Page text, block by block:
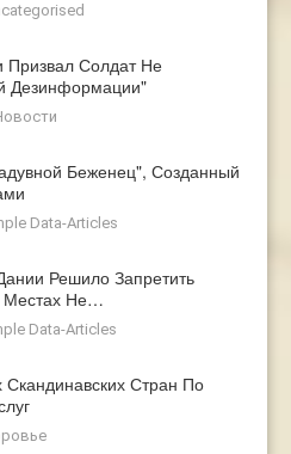
Солдат Не
Дезинформации"
Беженец", Созданный
Data-Articles
Решило Запретить
Местах Не…
Data-Articles
Скандинавских Стран По